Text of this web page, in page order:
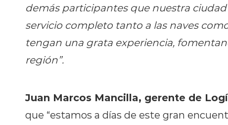
demás participantes que nuestra
servicio completo tanto a las naves
tengan una grata experiencia,
región”.
Juan Marcos Mancilla, gerente de
que “estamos a días de este gran